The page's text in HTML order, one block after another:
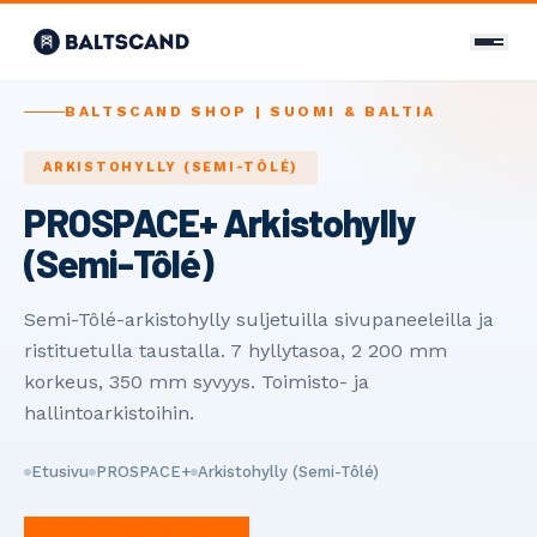
Ota yhteyttä
+358 400 298 588
info@baltscand.com
Uudenmaankatu 3 B 39
00120 Helsinki, Finland
Mon–Fri 8:00–17:00
LANGUAGE
BALTSCAND SHOP | SUOMI & BALTIA
ARKISTOHYLLY (SEMI-TÔLÉ)
PROSPACE+ Arkistohylly
(Semi-Tôlé)
Semi-Tôlé-arkistohylly suljetuilla sivupaneeleilla ja
ristituetulla taustalla. 7 hyllytasoa, 2 200 mm
korkeus, 350 mm syvyys. Toimisto- ja
hallintoarkistoihin.
Etusivu PROSPACE+ Arkistohylly (Semi-Tôlé)